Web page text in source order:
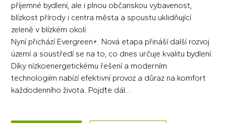
příjemné bydlení, ale i plnou občanskou vybavenost,
blízkost přírody i centra města a spoustu uklidňující
zeleně v blízkém okolí.
Nyní přichází Evergreen+. Nová etapa přináší další rozvoj
území a soustředí se na to, co dnes určuje kvalitu bydlení.
Díky nízkoenergetickému řešení a moderním
technologiím nabízí efektivní provoz a důraz na komfort
každodenního života. Pojďte dál…